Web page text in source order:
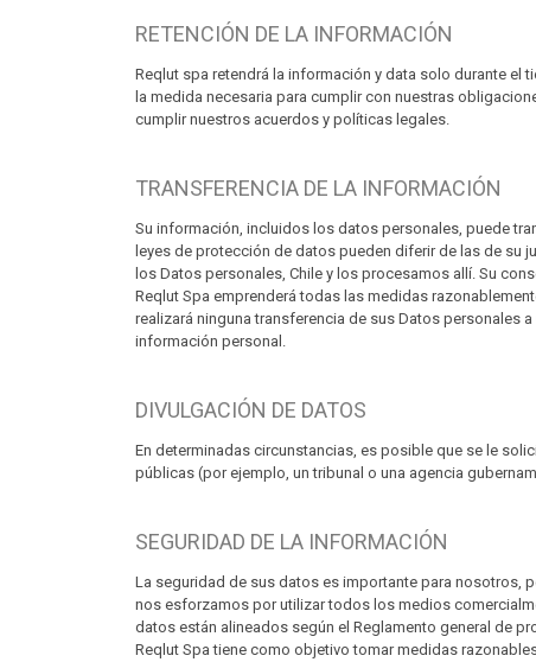
RETENCIÓN DE LA INFORMACIÓN
Reqlut spa retendrá la información y data solo durante el
la medida necesaria para cumplir con nuestras
cumplir nuestros acuerdos y políticas legales.
TRANSFERENCIA DE LA INFORMACIÓN
Su información, incluidos los datos personales, puede
leyes de protección de datos pueden diferir de las de su
los Datos personales, Chile y los procesamos allí. Su
Reqlut Spa emprenderá todas las medidas
realizará ninguna transferencia de sus Datos personales
información personal.
DIVULGACIÓN DE DATOS
En determinadas circunstancias, es posible que se le
públicas (por ejemplo, un tribunal o una agencia
SEGURIDAD DE LA INFORMACIÓN
La seguridad de sus datos es importante para nosotros,
nos esforzamos por utilizar todos los medios
datos están alineados según el Reglamento general de
Reqlut Spa tiene como objetivo tomar medidas